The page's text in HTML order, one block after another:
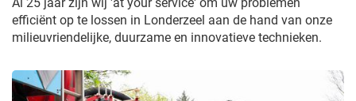
efficiënt op te lossen in Londerzeel aan de hand van onze
milieuvriendelijke, duurzame en innovatieve technieken.